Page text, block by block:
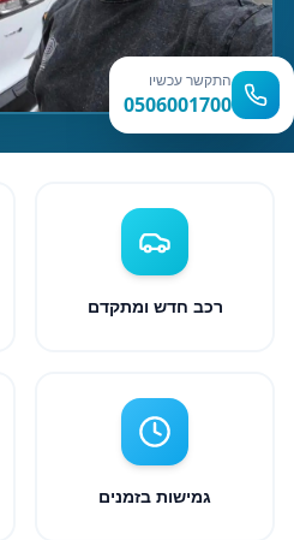
התקשר עכשיו
0506001700
רכב חדש ומתקדם
גמישות בזמנים